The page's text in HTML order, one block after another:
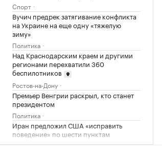
Спорт
Вучич предрек затягивание конфликта
на Украине на еще одну «тяжелую
зиму»
Политика
Над Краснодарским краем и другими
регионами перехватили 360
беспилотников
Ростов-на-Дону
Премьер Венгрии раскрыл, кто станет
президентом
Политика
Иран предложил США «исправить
поведение» по шести пунктам
Политика